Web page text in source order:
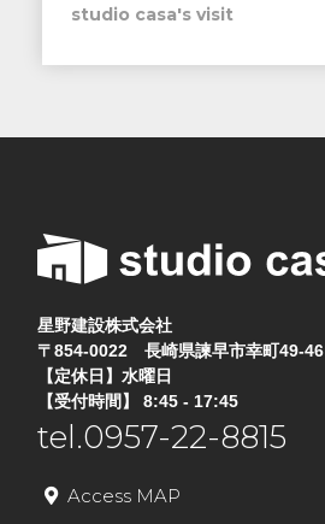
studio casa's visit
星野建設株式会社
〒854-0022 長崎県諫早市幸町49-46
【定休日】水曜日
【受付時間】 8:45 - 17:45
tel.0957-22-8815
Access MAP